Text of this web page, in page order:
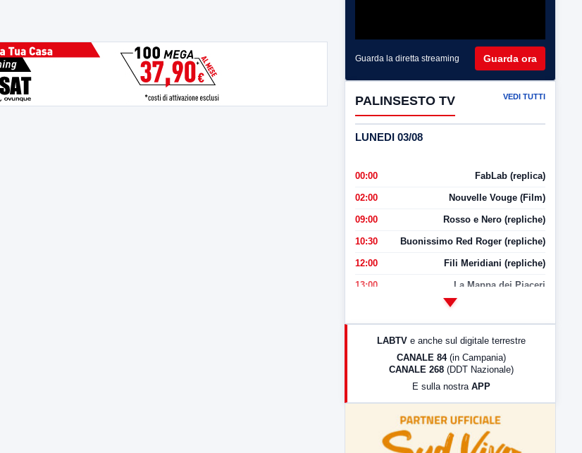
Guarda la diretta streaming Guarda ora
PALINSESTO TV VEDI TUTTI
LUNEDI 03/08
00:00 FabLab (replica)
02:00 Nouvelle Vouge (Film)
09:00 Rosso e Nero (repliche)
10:30 Buonissimo Red Roger (repliche)
12:00 Fili Meridiani (repliche)
13:00 La Mappa dei Piaceri
LabNews (Diretta)
LabNews (replica)
LABTV e anche sul digitale terrestre
CANALE 84 (in Campania)
CANALE 268 (DDT Nazionale)
E sulla nostra APP